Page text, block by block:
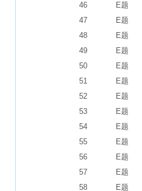
46
E题
47
E题
48
E题
49
E题
50
E题
51
E题
52
E题
53
E题
54
E题
55
E题
56
E题
57
E题
58
E题